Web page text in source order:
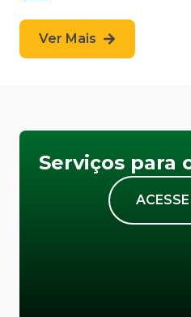
Ver Mais
Serviços para